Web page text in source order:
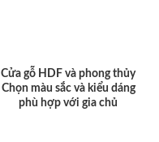
Cửa gỗ HDF và phong thủy
Chọn màu sắc và kiểu dáng
phù hợp với gia chủ